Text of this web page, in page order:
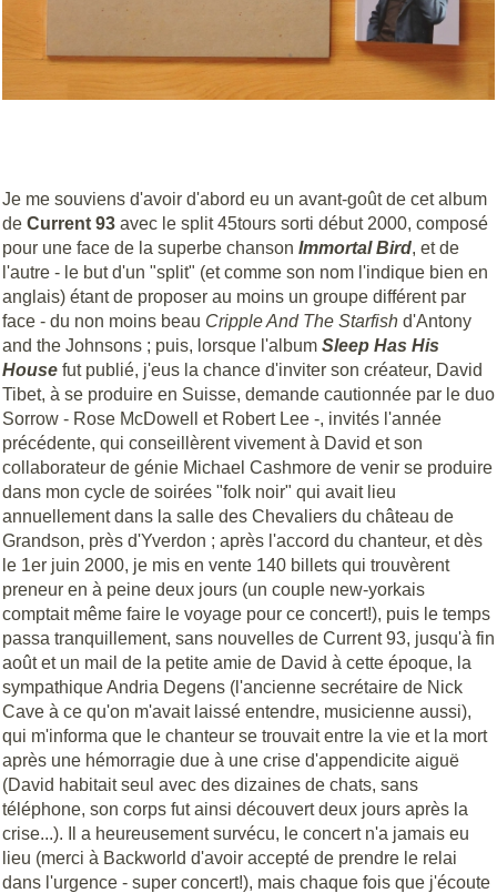
Je me souviens d'avoir d'abord eu un avant-goût de cet album
de Current 93 avec le split 45tours sorti début 2000, composé
pour une face de la superbe chanson Immortal Bird, et de
l'autre - le but d'un "split" (et comme son nom l'indique bien en
anglais) étant de proposer au moins un groupe différent par
face - du non moins beau Cripple And The Starfish d'Antony
and the Johnsons ; puis, lorsque l'album Sleep Has His
House fut publié, j'eus la chance d'inviter son créateur, David
Tibet, à se produire en Suisse, demande cautionnée par le duo
Sorrow - Rose McDowell et Robert Lee -, invités l'année
précédente, qui conseillèrent vivement à David et son
collaborateur de génie Michael Cashmore de venir se produire
dans mon cycle de soirées "folk noir" qui avait lieu
annuellement dans la salle des Chevaliers du château de
Grandson, près d'Yverdon ; après l'accord du chanteur, et dès
le 1er juin 2000, je mis en vente 140 billets qui trouvèrent
preneur en à peine deux jours (un couple new-yorkais
comptait même faire le voyage pour ce concert!), puis le temps
passa tranquillement, sans nouvelles de Current 93, jusqu'à fin
août et un mail de la petite amie de David à cette époque, la
sympathique Andria Degens (l'ancienne secrétaire de Nick
Cave à ce qu'on m'avait laissé entendre, musicienne aussi),
qui m'informa que le chanteur se trouvait entre la vie et la mort
après une hémorragie due à une crise d'appendicite aiguë
(David habitait seul avec des dizaines de chats, sans
téléphone, son corps fut ainsi découvert deux jours après la
crise...). Il a heureusement survécu, le concert n'a jamais eu
lieu (merci à Backworld d'avoir accepté de prendre le relai
dans l'urgence - super concert!), mais chaque fois que j'écoute